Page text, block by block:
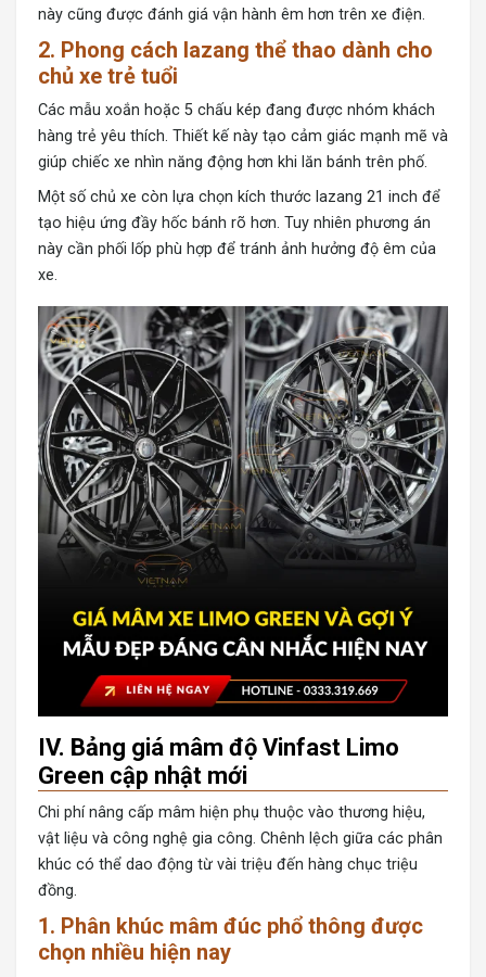
này cũng được đánh giá vận hành êm hơn trên xe điện.
2. Phong cách lazang thể thao dành cho
chủ xe trẻ tuổi
Các mẫu xoắn hoặc 5 chấu kép đang được nhóm khách
hàng trẻ yêu thích. Thiết kế này tạo cảm giác mạnh mẽ và
giúp chiếc xe nhìn năng động hơn khi lăn bánh trên phố.
Một số chủ xe còn lựa chọn kích thước lazang 21 inch để
tạo hiệu ứng đầy hốc bánh rõ hơn. Tuy nhiên phương án
này cần phối lốp phù hợp để tránh ảnh hưởng độ êm của
xe.
IV. Bảng giá mâm độ Vinfast Limo
Green cập nhật mới
Chi phí nâng cấp mâm hiện phụ thuộc vào thương hiệu,
vật liệu và công nghệ gia công. Chênh lệch giữa các phân
khúc có thể dao động từ vài triệu đến hàng chục triệu
đồng.
1. Phân khúc mâm đúc phổ thông được
chọn nhiều hiện nay